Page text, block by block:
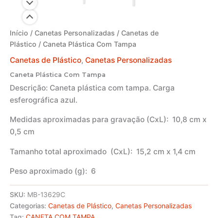
Início / Canetas Personalizadas / Canetas de
Plástico / Caneta Plástica Com Tampa
Canetas de Plástico, Canetas Personalizadas
Caneta Plástica Com Tampa
Descrição: Caneta plástica com tampa. Carga
esferográfica azul.
Medidas aproximadas para gravação (CxL): 10,8 cm x
0,5 cm
Tamanho total aproximado (CxL): 15,2 cm x 1,4 cm
Peso aproximado (g): 6
SKU: MB-13629C
Categorias: Canetas de Plástico, Canetas Personalizadas